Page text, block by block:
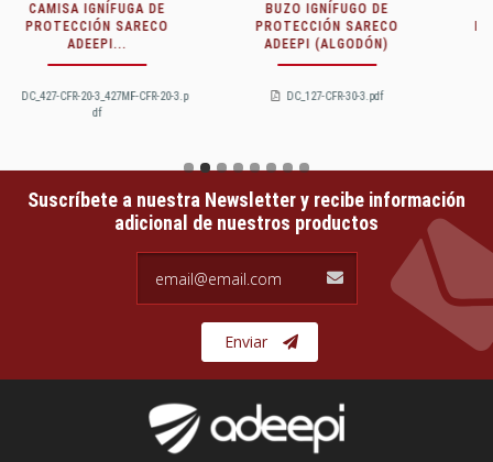
BUZO IGNÍFUGO DE
PROTECCIÓN SARECO
ADEEPI (ALGODÓN)
DC_127-CFR-30-3.pdf
CAZADORA IGNÍFUGA DE
PROTECCIÓN AV SARECO
ADEEPI...
DC_327AV-CFR-30-3.pdf
Suscríbete a nuestra Newsletter y recibe información
adicional de nuestros productos
Enviar